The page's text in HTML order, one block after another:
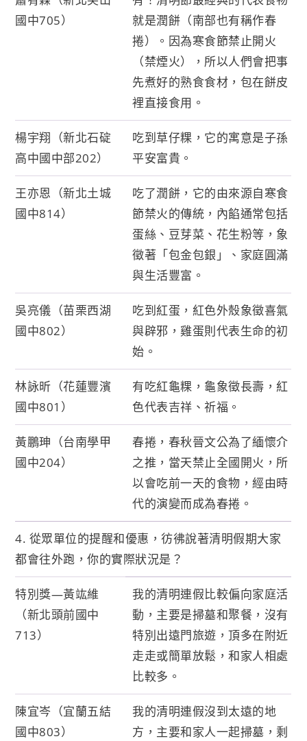
國中705）
就是潤餅（南部也有稱作春
捲）。因為寒食節禁止開火
（禁煙火），所以人們會把事
先煮好的熟食食材，包在餅皮
裡直接食用。
楊宇翔（新北石碇
高中國中部202）
吃到草仔粿，它的寓意是子孫
平安富貴。
王亦恩（新北土城
國中814）
吃了潤餅，它的由來源自寒食
節禁火的傳統，內餡通常包括
蛋絲、豆芽菜、花生粉等，象
徵著「包金包銀」、家庭圓滿
與生活豐富。
吳亮儀（苗栗西湖
國中802）
吃到紅蛋，紅色外殼象徵喜氣
與辟邪，雞蛋則代表生命的初
始。
林詠昕（花蓮豐濱
國中801）
有吃紅龜粿，龜象徵長壽，紅
色代表吉祥、祈福。
黃鵬珅（台南學甲
國中204）
春捲，春秋晉文公為了緬懷介
之推，當天禁止全國開火，所
以會吃前一天的食物，經由時
代的演變而成為春捲。
4. 從眾單位的提醒和優惠，彷彿說著清明假期大家
都會往外跑，你的實際狀況是？
特別獎—黃竑維
（新北頭前國中
713）
我的清明連假比較偏向家庭活
動，主要是掃墓和聚餐，沒有
特別出遠門旅遊，頂多在附近
走走或簡單放鬆，和家人相處
比較多。
陳宜岑（宜蘭五結
國中803）
我的清明連假沒到太遠的地
方，主要和家人一起掃墓，剩